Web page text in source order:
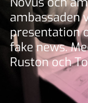
ambassaden
presentation
fake news.
Ruston och